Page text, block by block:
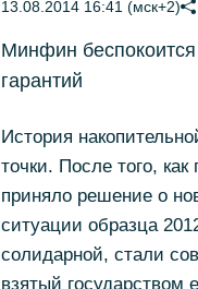
13.08.2014 16:41 (мск+2)
Минфин
гарантий
История
точки. После того,
приняло решение о
ситуации образца
солидарной, стали
взятый государством